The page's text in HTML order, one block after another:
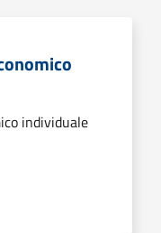
individuale